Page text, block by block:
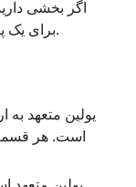
اگر بخشی
برای یک پیشنهاد سریع و رقابتی با ما تماس بگیرید.
یولین متعهد به
است. هر